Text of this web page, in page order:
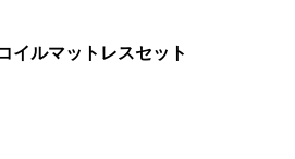
イルマットレスセット